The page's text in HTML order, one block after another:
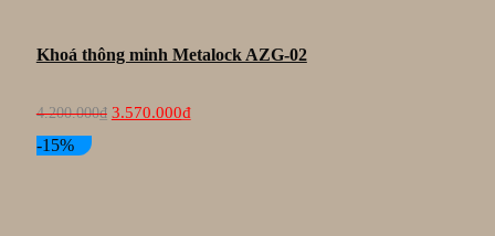
Khoá thông minh Metalock AZG-02
4.200.000₫
Giá
gốc
3.570.000₫Giá
hiện
-15%